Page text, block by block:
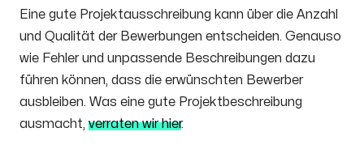
Eine gute Projektausschreibung kann über die Anzahl
und Qualität der Bewerbungen entscheiden. Genauso
wie Fehler und unpassende Beschreibungen dazu
führen können, dass die erwünschten Bewerber
ausbleiben. Was eine gute Projektbeschreibung
ausmacht, verraten wir hier.